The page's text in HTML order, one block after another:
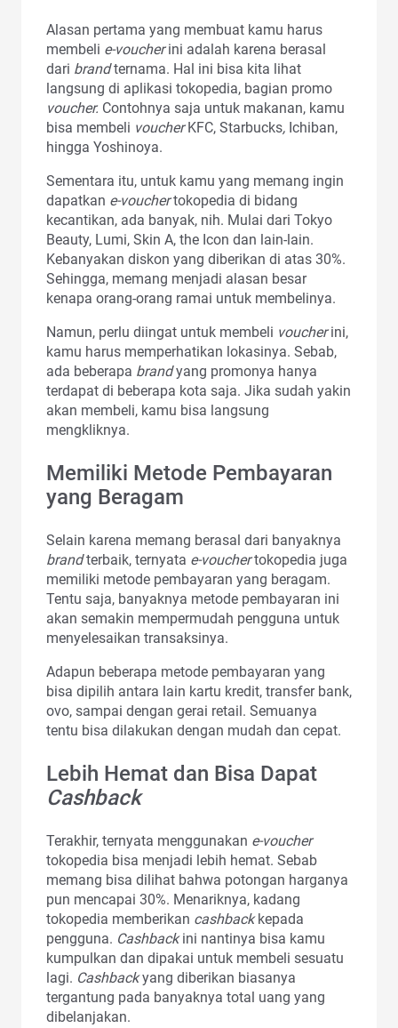
Alasan pertama yang membuat kamu harus
membeli e-voucherini adalah karena berasal
dari brandternama. Hal ini bisa kita lihat
langsung di aplikasi tokopedia, bagian promo
voucher. Contohnya saja untuk makanan, kamu
bisa membeli voucherKFC, Starbucks, Ichiban,
hingga Yoshinoya.
Sementara itu, untuk kamu yang memang ingin
dapatkan e-vouchertokopedia di bidang
kecantikan, ada banyak, nih. Mulai dari Tokyo
Beauty, Lumi, Skin A, the Icon dan lain-lain.
Kebanyakan diskon yang diberikan di atas 30%.
Sehingga, memang menjadi alasan besar
kenapa orang-orang ramai untuk membelinya.
Namun, perlu diingat untuk membeli voucherini,
kamu harus memperhatikan lokasinya. Sebab,
ada beberapa brandyang promonya hanya
terdapat di beberapa kota saja. Jika sudah yakin
akan membeli, kamu bisa langsung
mengkliknya.
Memiliki Metode Pembayaran
yang Beragam
Selain karena memang berasal dari banyaknya
brandterbaik, ternyata e-vouchertokopedia juga
memiliki metode pembayaran yang beragam.
Tentu saja, banyaknya metode pembayaran ini
akan semakin mempermudah pengguna untuk
menyelesaikan transaksinya.
Adapun beberapa metode pembayaran yang
bisa dipilih antara lain kartu kredit, transfer bank,
ovo, sampai dengan gerai retail. Semuanya
tentu bisa dilakukan dengan mudah dan cepat.
Lebih Hemat dan Bisa Dapat
Cashback
Terakhir, ternyata menggunakan e-voucher
tokopedia bisa menjadi lebih hemat. Sebab
memang bisa dilihat bahwa potongan harganya
pun mencapai 30%. Menariknya, kadang
tokopedia memberikan cashbackkepada
pengguna. Cashbackini nantinya bisa kamu
kumpulkan dan dipakai untuk membeli sesuatu
lagi. Cashbackyang diberikan biasanya
tergantung pada banyaknya total uang yang
dibelanjakan.